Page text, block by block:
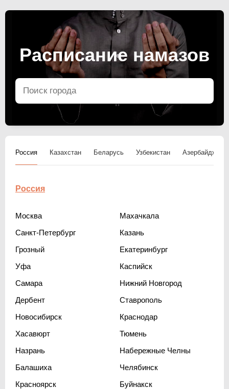
Расписание намазов
Россия Казахстан Беларусь Узбекистан Азербайджан
Россия
Москва
Махачкала
Санкт-Петербург
Казань
Грозный
Екатеринбург
Уфа
Каспийск
Самара
Нижний Новгород
Дербент
Ставрополь
Новосибирск
Краснодар
Хасавюрт
Тюмень
Назрань
Набережные Челны
Балашиха
Челябинск
Красноярск
Буйнакск